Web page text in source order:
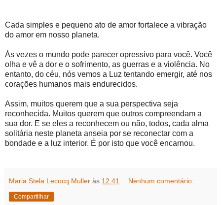
Cada simples e pequeno ato de amor fortalece a vibração
do amor em nosso planeta.
Às vezes o mundo pode parecer opressivo para você. Você
olha e vê a dor e o sofrimento, as guerras e a violência. No
entanto, do céu, nós vemos a Luz tentando emergir, até nos
corações humanos mais endurecidos.
Assim, muitos querem que a sua perspectiva seja
reconhecida. Muitos querem que outros compreendam a
sua dor. E se eles a reconhecem ou não, todos, cada alma
solitária neste planeta anseia por se reconectar com a
bondade e a luz interior. É por isto que você encarnou.
Maria Stela Lecocq Muller às 12:41 Nenhum comentário:
Compartilhar